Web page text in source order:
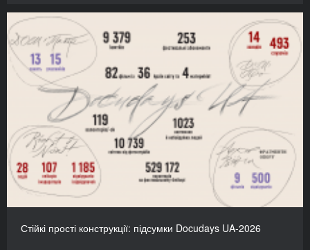
Стійкі прості конструкції: підсумки Docudays UA-2026